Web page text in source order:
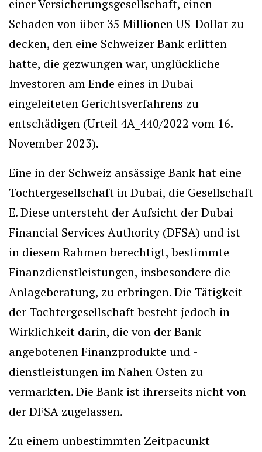
einer Versicherungsgesellschaft, einen
Schaden von über 35 Millionen US-Dollar zu
decken, den eine Schweizer Bank erlitten
hatte, die gezwungen war, unglückliche
Investoren am Ende eines in Dubai
eingeleiteten Gerichtsverfahrens zu
entschädigen (Urteil 4A_440/2022 vom 16.
November 2023).
Eine in der Schweiz ansässige Bank hat eine
Tochtergesellschaft in Dubai, die Gesellschaft
E. Diese untersteht der Aufsicht der Dubai
Financial Services Authority (DFSA) und ist
in diesem Rahmen berechtigt, bestimmte
Finanzdienstleistungen, insbesondere die
Anlageberatung, zu erbringen. Die Tätigkeit
der Tochtergesellschaft besteht jedoch in
Wirklichkeit darin, die von der Bank
angebotenen Finanzprodukte und -
dienstleistungen im Nahen Osten zu
vermarkten. Die Bank ist ihrerseits nicht von
der DFSA zugelassen.
Zu einem unbestimmten Zeitpacunkt